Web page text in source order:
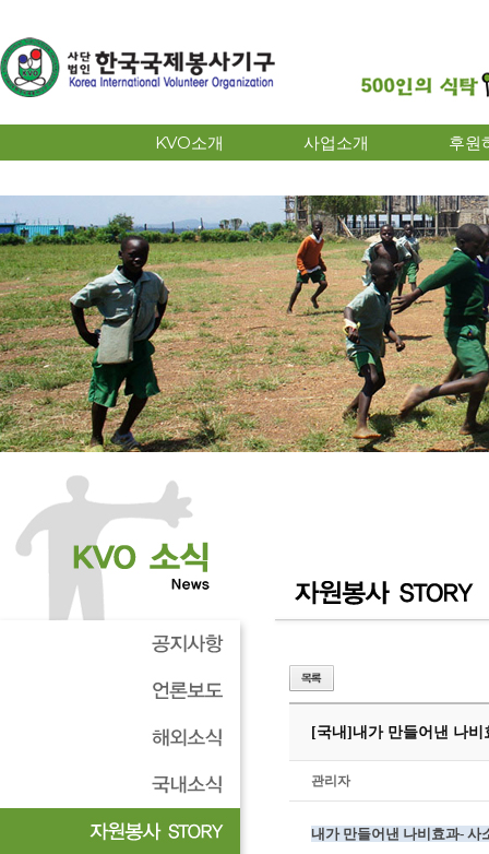
KVO소개 사업소개 후원
[국내] 내가 만들어낸 나
관리자
내가 만들어낸 나비효과- 사